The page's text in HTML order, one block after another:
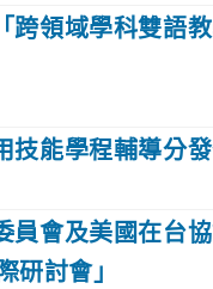
跨領域學科雙語
能學程輔導分發
員會及美國在台
討會」